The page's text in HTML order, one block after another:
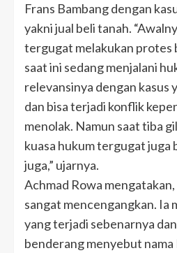
Frans Bambang dengan
yakni jual beli tanah.
tergugat melakukan protes
saat ini sedang menjalani
relevansinya dengan kasus
dan bisa terjadi konflik
menolak. Namun saat tiba
kuasa hukum tergugat juga
juga,” ujarnya.
Achmad Rowa
sangat mencengangkan. Ia
yang terjadi sebenarnya
benderang menyebut nama